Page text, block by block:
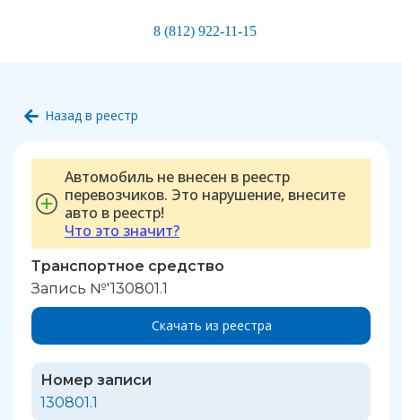
8 (812) 922-11-15
Назад в реестр
Автомобиль не внесен в реестр
перевозчиков. Это нарушение, внесите
авто в реестр!
Что это значит?
Транспортное средство
Запись №'130801.1
Скачать из реестра
Номер записи
130801.1